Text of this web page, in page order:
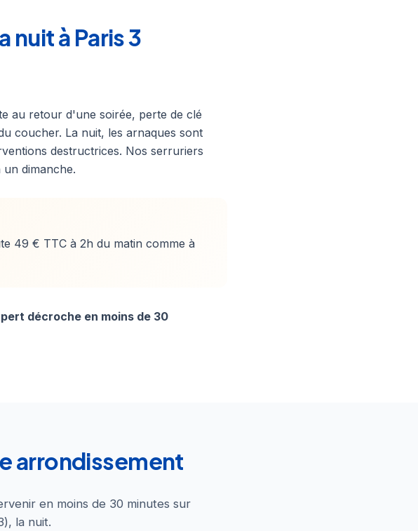
nuit à Paris 3
au retour d'une soirée, perte de clé
coucher. La nuit, les arnaques sont
destructrices. Nos serruriers
dimanche.
49 € TTC à 2h du matin comme à
décroche en moins de 30
arrondissement
en moins de 30 minutes sur
la nuit.